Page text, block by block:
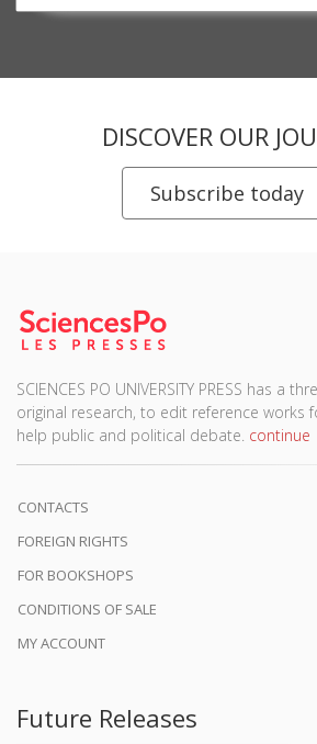
DISCOVER OUR
Subscribe today
SCIENCES PO UNIVERSITY PRESS has a
original research, to edit reference works
help public and political debate. continue
CONTACTS
FOREIGN RIGHTS
FOR BOOKSHOPS
CONDITIONS OF SALE
MY ACCOUNT
Future Releases